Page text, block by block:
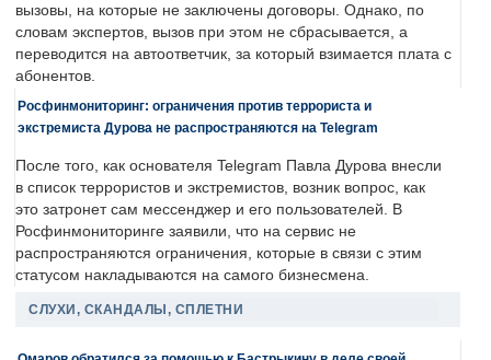
вызовы, на которые не заключены договоры. Однако, по
словам экспертов, вызов при этом не сбрасывается, а
переводится на автоответчик, за который взимается плата с
абонентов.
Росфинмониторинг: ограничения против террориста и
экстремиста Дурова не распространяются на Telegram
После того, как основателя Telegram Павла Дурова внесли
в список террористов и экстремистов, возник вопрос, как
это затронет сам мессенджер и его пользователей. В
Росфинмониторинге заявили, что на сервис не
распространяются ограничения, которые в связи с этим
статусом накладываются на самого бизнесмена.
СЛУХИ, СКАНДАЛЫ, СПЛЕТНИ